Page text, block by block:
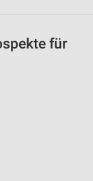
für